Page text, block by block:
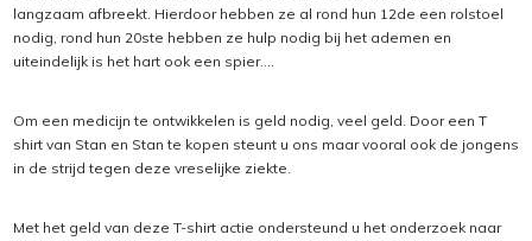
langzaam afbreekt. Hierdoor hebben ze al rond hun 12de een rolstoel
nodig, rond hun 20ste hebben ze hulp nodig bij het ademen en
uiteindelijk is het hart ook een spier....
Om een medicijn te ontwikkelen is geld nodig, veel geld. Door een T
shirt van Stan en Stan te kopen steunt u ons maar vooral ook de jongens
in de strijd tegen deze vreselijke ziekte.
Met het geld van deze T-shirt actie ondersteund u het onderzoek naar